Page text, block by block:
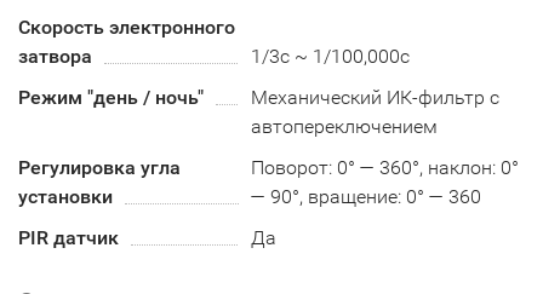
Скорость электронного
затвора
1/3с ~ 1/100,000с
Режим "день / ночь"
Механический ИК-фильтр с
автопереключением
Регулировка угла
установки
Поворот: 0° — 360°, наклон: 0°
— 90°, вращение: 0° — 360
PIR датчик
Да